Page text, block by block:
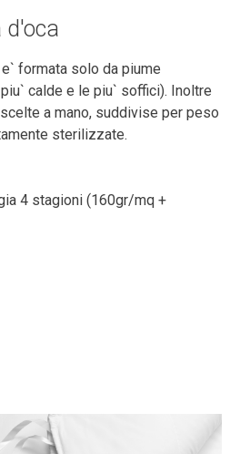
d'oca
formata solo da piume
calde e le piu` soffici). Inoltre
a mano, suddivise per peso
sterilizzate.
4 stagioni (160gr/mq +